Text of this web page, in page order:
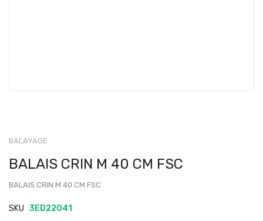
BALAYAGE
BALAIS CRIN M 40 CM FSC
BALAIS CRIN M 40 CM FSC
SKU 3ED22041